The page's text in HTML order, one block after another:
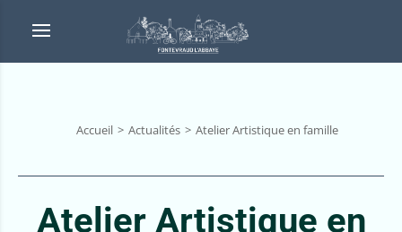
Accueil Actualités Atelier Artistique en famille
Atelier Artistique en